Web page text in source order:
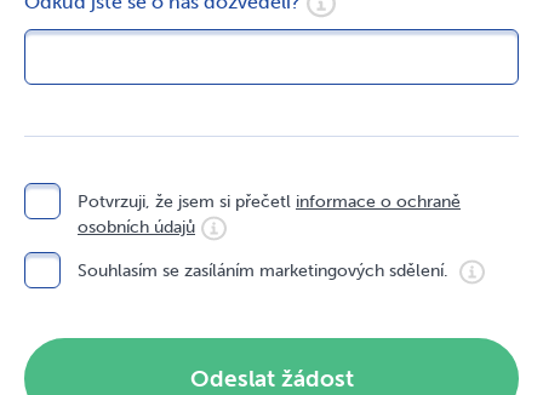
Potvrzuji, že jsem si přečetl informace o ochraně
osobních údajů
Souhlasím se zasíláním marketingových sdělení.
Odeslat žádost